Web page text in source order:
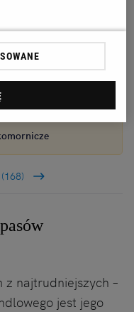
wierzytelności
(168)
z najtrudniejszych –
jest jego